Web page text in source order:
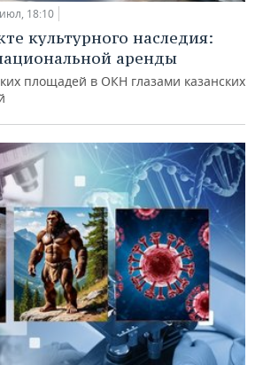
18:10
культурного наследия:
аренды
площадей в ОКН глазами казанских